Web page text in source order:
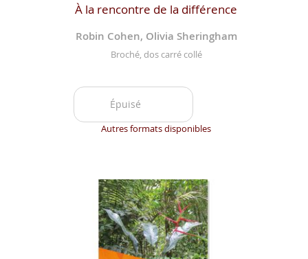
À la rencontre de la différence
Robin Cohen, Olivia Sheringham
Broché, dos carré collé
Épuisé
Autres formats disponibles